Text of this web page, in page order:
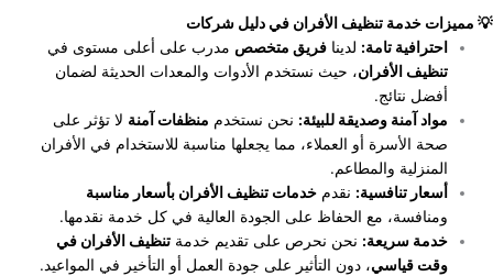
💡 مميزات خدمة تنظيف الأفران في دليل شركات
احترافية تامة: لدينافريق متخصص مدرب على أعلى مستوى في
تنظيف الأفران، حيث نستخدم الأدوات والمعدات الحديثة لضمان
أفضل نتائج.
مواد آمنة وصديقة للبيئة: نحن نستخدم منظفات آمنة لا تؤثر على
صحة الأسرة أو العملاء، مما يجعلها مناسبة للاستخدام في الأفران
المنزلية والمطاعم.
أسعار تنافسية: نقدمخدمات تنظيف الأفران بأسعار مناسبة
ومنافسة، مع الحفاظ على الجودة العالية في كل خدمة نقدمها.
خدمة سريعة: نحن نحرص على تقديم خدمةتنظيف الأفران في
وقت قياسي، دون التأثير على جودة العمل أو التأخير في المواعيد.